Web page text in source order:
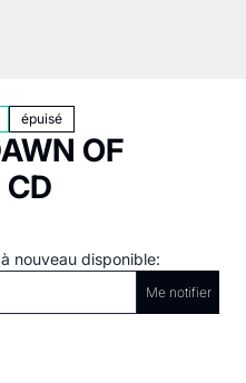
épuisé
OF
nouveau disponible:
Me notifier